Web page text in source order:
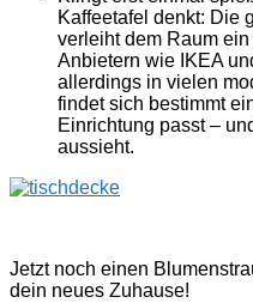
Kaffeetafel denkt: Die
verleiht dem Raum
Anbietern wie IKEA
allerdings in vielen
findet sich bestimmt
Einrichtung passt –
aussieht.
Jetzt noch einen
dein neues Zuhause!